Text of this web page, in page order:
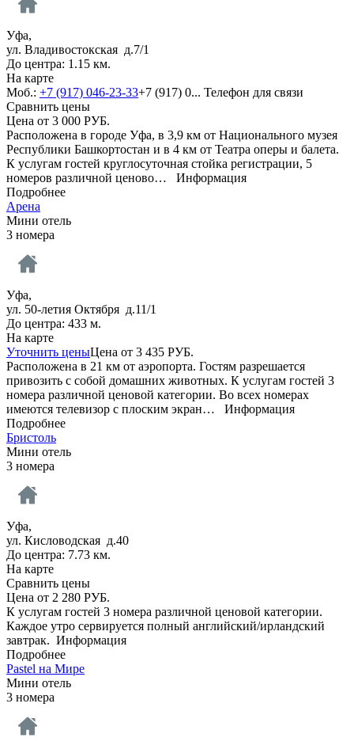
Уфа,
ул. Владивостокская д.7/1
До центра: 1.15 км.
На карте
Моб.: +7 (917) 046-23-33+7 (917) 0... Телефон для связи
Сравнить цены
Цена от 3 000 РУБ.
Расположена в городе Уфа, в 3,9 км от Национального музея
Республики Башкортостан и в 4 км от Театра оперы и балета.
К услугам гостей круглосуточная стойка регистрации, 5
номеров различной ценово… Информация
Подробнее
Арена
Мини отель
3 номера
Уфа,
ул. 50-летия Октября д.11/1
До центра: 433 м.
На карте
Уточнить ценыЦена от 3 435 РУБ.
Расположена в 21 км от аэропорта. Гостям разрешается
привозить с собой домашних животных. К услугам гостей 3
номера различной ценовой категории. Во всех номерах
имеются телевизор с плоским экран… Информация
Подробнее
Бристоль
Мини отель
3 номера
Уфа,
ул. Кисловодская д.40
До центра: 7.73 км.
На карте
Сравнить цены
Цена от 2 280 РУБ.
К услугам гостей 3 номера различной ценовой категории.
Каждое утро сервируется полный английский/ирландский
завтрак. Информация
Подробнее
Pastel на Мире
Мини отель
3 номера